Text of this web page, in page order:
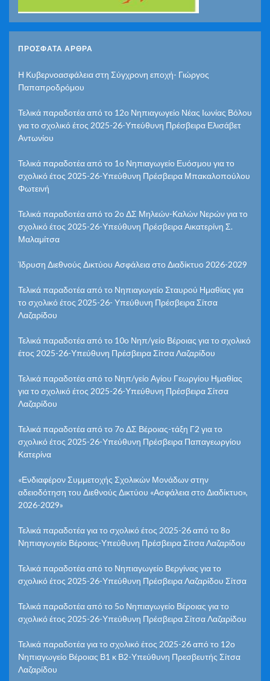
ΠΡΌΣΦΑΤΑ ΆΡΘΡΑ
Η Κυβερνοασφάλεια στη Σύγχρονη εποχή- Γιώργος
Παπαπροδρόμου
Τελικά παραδοτέα από το 12ο Νηπιαγωγείο Νέας Ιωνίας Βόλου
για το σχολικό έτος 2025-26-Υπεύθυνη Πρέσβειρα Ελισάβετ
Αντωνίου
Τελικά παραδοτέα από το 1ο Νηπιαγωγείο Ευόσμου για το
σχολικό έτος 2025-26-Υπεύθυνη Πρέσβειρα Μπακαλοπούλου
Φωτεινή
Τελικά παραδοτέα από το 2ο ΔΣ Μηλεών-Καλών Νερών για το
σχολικό έτος 2025-26-Υπεύθυνη Πρέσβειρα Αικατερίνη Σ.
Μαλαμίτσα
Ίδρυση Διεθνούς Δικτύου Ασφάλεια στο Διαδίκτυο 2026-2029
Τελικά παραδοτέα από το Νηπιαγωγείο Σταυρού Ημαθίας για
το σχολικό έτος 2025-26- Υπεύθυνη Πρέσβειρα Σίτσα
Λαζαρίδου
Τελικά παραδοτέα από το 10ο Νηπ/γείο Βέροιας για το σχολικό
έτος 2025-26-Υπεύθυνη Πρέσβειρα Σίτσα Λαζαρίδου
Τελικά παραδοτέα από το Νηπ/γείο Αγίου Γεωργίου Ημαθίας
για το σχολικό έτος 2025-26-Υπεύθυνη Πρέσβειρα Σίτσα
Λαζαρίδου
Τελικά παραδοτέα από το 7ο ΔΣ Βέροιας-τάξη Γ2 για το
σχολικό έτος 2025-26-Υπεύθυνη Πρέσβειρα Παπαγεωργίου
Κατερίνα
«Ενδιαφέρον Συμμετοχής Σχολικών Μονάδων στην
αδειοδότηση του Διεθνούς Δικτύου «Ασφάλεια στο Διαδίκτυο»,
2026-2029»
Τελικά παραδοτέα για το σχολικό έτος 2025-26 από το 8ο
Νηπιαγωγείο Βέροιας-Υπεύθυνη Πρέσβειρα Σίτσα Λαζαρίδου
Τελικά παραδοτέα από το Νηπιαγωγείο Βεργίνας για το
σχολικό έτος 2025-26-Υπεύθυνη Πρέσβειρα Λαζαρίδου Σίτσα
Τελικά παραδοτέα από το 5ο Νηπιαγωγείο Βέροιας για το
σχολικό έτος 2025-26-Υπεύθυνη Πρέσβειρα Σίτσα Λαζαρίδου
Τελικά παραδοτέα για το σχολικό έτος 2025-26 από το 12ο
Νηπιαγωγείο Βέροιας Β1 κ Β2-Υπεύθυνη Πρεσβευτής Σίτσα
Λαζαρίδου